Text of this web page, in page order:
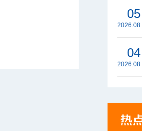
05
2026.08
04
2026.08